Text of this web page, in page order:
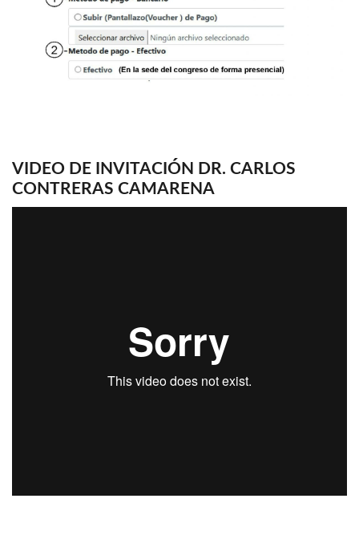
VIDEO DE INVITACIÓN DR. CARLOS
CONTRERAS CAMARENA